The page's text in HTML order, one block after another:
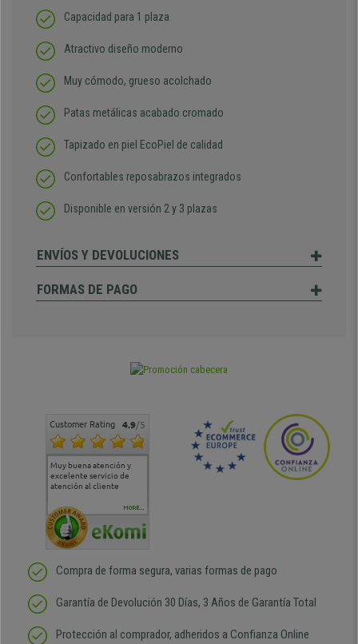
Capacidad para 1 plaza
Atractivo diseño moderno
Muy cómodo, grueso acolchado
Patas metálicas acabado cromado
Tapizado en piel EcoPiel de calidad
Confortables reposabrazos integrados
Disponible en versión 2 y 3 plazas
ENVÍOS Y DEVOLUCIONES
FORMAS DE PAGO
Customer Rating 4.9/5
Muy buena atención y
excelente servicio de
atención al cliente
Muy buena atención de
cara al asesoramiento
Si estoy contento
MORE...
Compra de forma segura, varias formas de pago
Garantía de Devolución 30 Días, 3 Años de Garantía Total
Protección al comprador, adheridos a Confianza Online